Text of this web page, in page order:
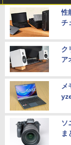
性
チ
ク
ア
メ
ソ
ま